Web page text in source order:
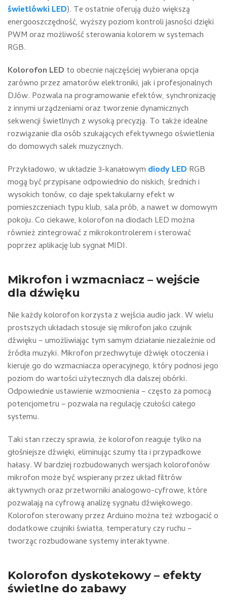
świetlówki LED). Te ostatnie oferują dużo większą
energooszczędność, wyższy poziom kontroli jasności dzięki
PWM oraz możliwość sterowania kolorem w systemach
RGB.
Kolorofon LED to obecnie najczęściej wybierana opcja
zarówno przez amatorów elektroniki, jak i profesjonalnych
DJów. Pozwala na programowanie efektów, synchronizację
z innymi urządzeniami oraz tworzenie dynamicznych
sekwencji świetlnych z wysoką precyzją. To także idealne
rozwiązanie dla osób szukających efektywnego oświetlenia
do domowych salek muzycznych.
Przykładowo, w układzie 3-kanałowym diody LED RGB
mogą być przypisane odpowiednio do niskich, średnich i
wysokich tonów, co daje spektakularny efekt w
pomieszczeniach typu klub, sala prób, a nawet w domowym
pokoju. Co ciekawe, kolorofon na diodach LED można
również zintegrować z mikrokontrolerem i sterować
poprzez aplikację lub sygnał MIDI.
Mikrofon i wzmacniacz – wejście
dla dźwięku
Nie każdy kolorofon korzysta z wejścia audio jack. W wielu
prostszych układach stosuje się mikrofon jako czujnik
dźwięku – umożliwiając tym samym działanie niezależnie od
źródła muzyki. Mikrofon przechwytuje dźwięk otoczenia i
kieruje go do wzmacniacza operacyjnego, który podnosi jego
poziom do wartości użytecznych dla dalszej obórki.
Odpowiednie ustawienie wzmocnienia – często za pomocą
potencjometru – pozwala na regulację czułości całego
systemu.
Taki stan rzeczy sprawia, że kolorofon reaguje tylko na
głośniejsze dźwięki, eliminując szumy tła i przypadkowe
hałasy. W bardziej rozbudowanych wersjach kolorofonów
mikrofon może być wspierany przez układ filtrów
aktywnych oraz przetworniki analogowo-cyfrowe, które
pozwalają na cyfrową analizę sygnału dźwiękowego.
Kolorofon sterowany przez Arduino można też wzbogacić o
dodatkowe czujniki światła, temperatury czy ruchu –
tworząc rozbudowane systemy interaktywne.
Kolorofon dyskotekowy – efekty
świetlne do zabawy